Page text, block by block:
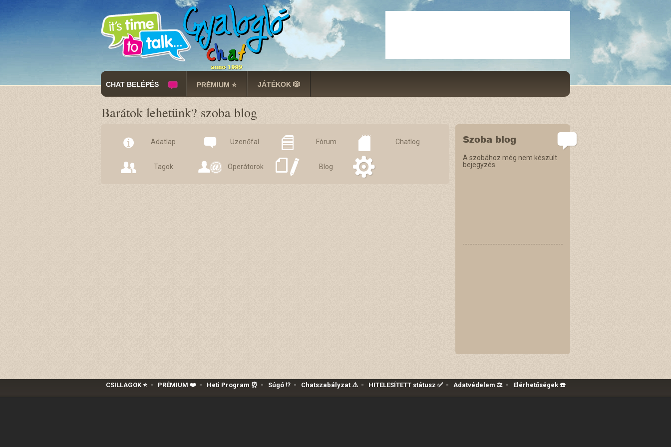
CHAT BELÉPÉS PRÉMIUM ⭐ JÁTÉKOK 🎲
Barátok lehetünk? szoba blog
Adatlap Üzenőfal Fórum Chatlog
Tagok Operátorok Blog
Szoba blog
A szobához még nem készült
bejegyzés.
CSILLAGOK ⭐- PRÉMIUM ❤️‍- Heti Program ⏰ - Súgó ⁉️- Chatszabályzat ⚠️- HITELESÍTETT státusz ✅- Adatvédelem ⚖️- Elérhetőségek ☎️